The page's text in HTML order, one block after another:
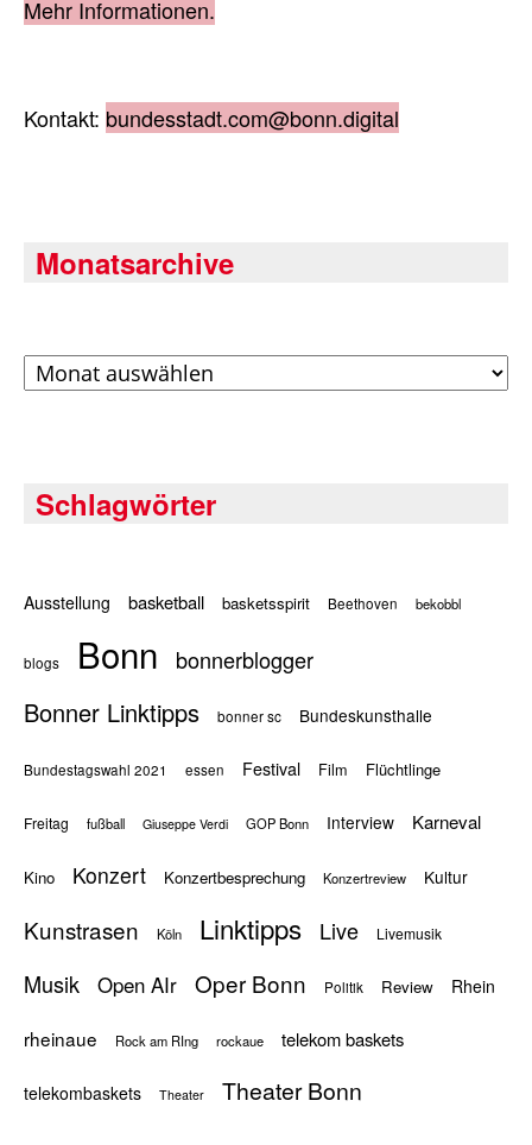
Mehr Informationen.
Kontakt: bundesstadt.com@bonn.digital
Monatsarchive
Archiv
Schlagwörter
Ausstellung basketball basketsspirit Beethoven bekobbl
blogs Bonn bonnerblogger
Bonner Linktipps bonner sc Bundeskunsthalle
Bundestagswahl 2021 essen Festival Film Flüchtlinge
Freitag fußball Giuseppe Verdi GOP Bonn Interview Karneval
Kino Konzert Konzertbesprechung Konzertreview Kultur
Kunstrasen Köln Linktipps Live Livemusik
Musik Open AIr Oper Bonn Politik Review Rhein
rheinaue Rock am RIng rockaue telekom baskets
telekombaskets Theater Theater Bonn